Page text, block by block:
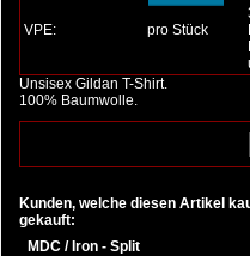
VPE:
pro Stück
Unsisex Gildan T-Shirt.
100% Baumwolle.
Kunden, welche diesen Artikel
gekauft:
MDC / Iron - Split